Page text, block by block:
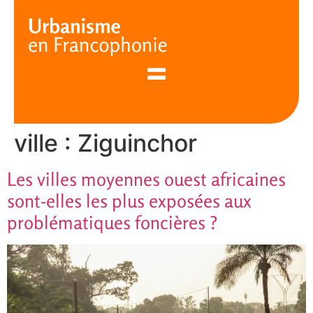
ville : Ziguinchor
Les villes moyennes ouest africaines
sont-elles les plus exposées aux
problématiques foncières ?